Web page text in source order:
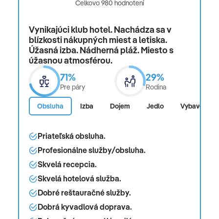
Detské ihrisko
Typy izieb:
Deluxe: dvojlôžková izba, výhľad do záhrady, cca 46
m², kombinovaná obývačka/spálňa, 1 manželská
posteľ (165x190cm), 1 rozkladacia pohovka
postieľka: zdarma, nutná požiadavka a rezervácia,
klimatizácia: zadarmo, individuálne nastaviteľná,
trezor: zdarma, pohovka, písací stôl, žehlička,
žehliaca doska, rýchlovarná kanvica, minibar: za
poplatok, nealko nápoje: za poplatok, voda: bez
poplatku, alkoholické nápoje: za poplatok,
občerstvenie: za poplatok , minibar dopĺňaný:
Celkovo 980 hodnotení
Vynikajúci klub hotel. Nachádza sa v
blízkosti nákupných miest a letiska.
Úžasná izba. Nádherná pláž. Miesto s
úžasnou atmosférou.
71%
Pre páry
29%
Rodina
Obsluha Izba Dojem Jedlo Vybavenosť
Priateľská obsluha.
Profesionálne služby/obsluha.
Skvelá recepcia.
Skvelá hotelová služba.
Dobré reštauračné služby.
Dobrá kyvadlová doprava.